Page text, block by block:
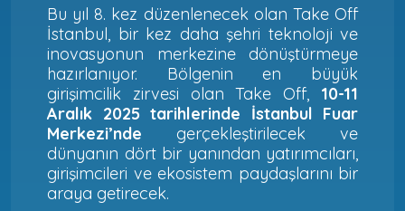
Bu yıl 8. kez düzenlenecek olan Take Off
İstanbul, bir kez daha şehri teknoloji ve
inovasyonun merkezine dönüştürmeye
hazırlanıyor. Bölgenin en büyük
girişimcilik zirvesi olan Take Off, 10-11
Aralık 2025 tarihlerinde İstanbul Fuar
Merkezi’nde gerçekleştirilecek ve
dünyanın dört bir yanından yatırımcıları,
girişimcileri ve ekosistem paydaşlarını bir
araya getirecek.